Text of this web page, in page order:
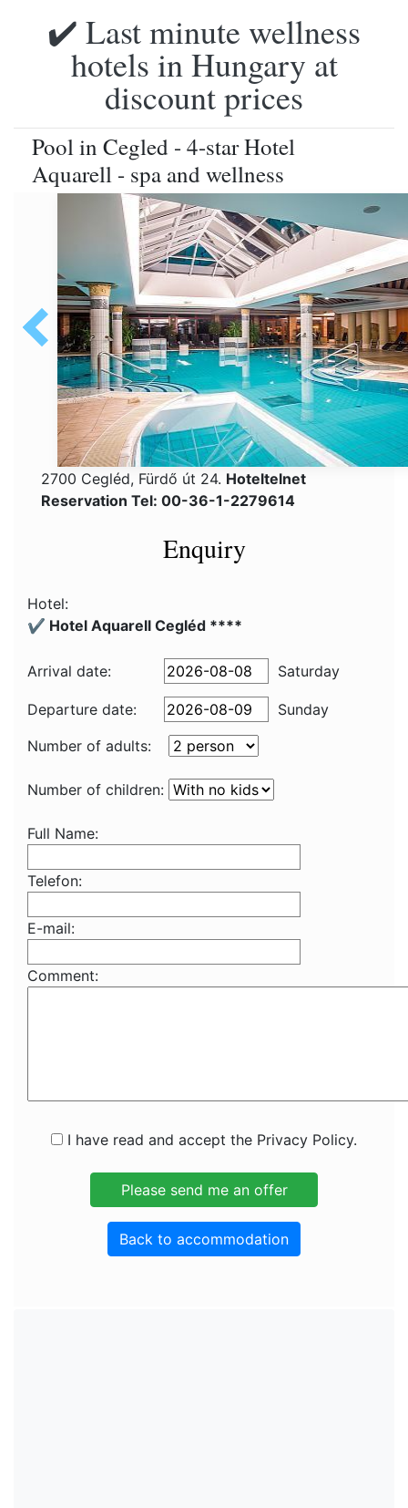
✔️ Last minute wellness
hotels in Hungary at
discount prices
Pool in Cegled - 4-star Hotel
Aquarell - spa and wellness
2700 Cegléd, Fürdő út 24. Hoteltelnet
Reservation Tel: 00-36-1-2279614
Enquiry
Hotel:
✔️ Hotel Aquarell Cegléd ****
Arrival date: Saturday
Departure date:
Sunday
Number of adults:
Number of children:
Full Name:
Telefon:
E-mail:
Comment:
I have read and accept the Privacy Policy.
Back to accommodation